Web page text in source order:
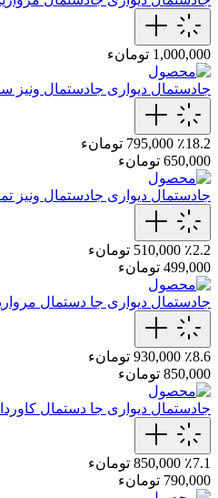
1,000,000 تومانء
جادستمال دیواری جادستمال ونیز
٪18.2 795,000 تومانء
650,000 تومانء
جادستمال دیواری جادستمال ونیز
٪2.2 510,000 تومانء
499,000 تومانء
جادستمال دیواری جا دستمال
٪8.6 930,000 تومانء
850,000 تومانء
جادستمال دیواری جا دستمال
٪7.1 850,000 تومانء
790,000 تومانء